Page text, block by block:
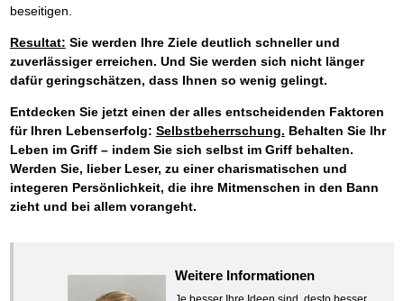
beseitigen.
Resultat: Sie werden Ihre Ziele deutlich schneller und
zuverlässiger erreichen. Und Sie werden sich nicht länger
dafür geringschätzen, dass Ihnen so wenig gelingt.
Entdecken Sie jetzt einen der alles entscheidenden Faktoren
für Ihren Lebenserfolg: Selbstbeherrschung. Behalten Sie Ihr
Leben im Griff – indem Sie sich selbst im Griff behalten.
Werden Sie, lieber Leser, zu einer charismatischen und
integeren Persönlichkeit, die ihre Mitmenschen in den Bann
zieht und bei allem vorangeht.
Weitere Informationen